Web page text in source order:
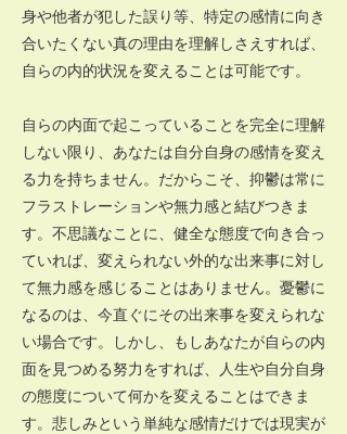
身や他者が犯した誤り等、特定の感情に向き
合いたくない真の理由を理解しさえすれば、
自らの内的状況を変えることは可能です。
自らの内面で起こっていることを完全に理解
しない限り、あなたは自分自身の感情を変え
る力を持ちません。だからこそ、抑鬱は常に
フラストレーションや無力感と結びつきま
す。不思議なことに、健全な態度で向き合っ
ていれば、変えられない外的な出来事に対し
て無力感を感じることはありません。憂鬱に
なるのは、今直ぐにその出来事を変えられな
い場合です。しかし、もしあなたが自らの内
面を見つめる努力をすれば、人生や自分自身
の態度について何かを変えることはできま
す。悲しみという単純な感情だけでは現実が